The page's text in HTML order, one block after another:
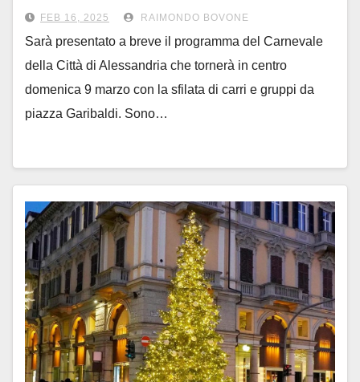
iscriversi
FEB 16, 2025 RAIMONDO BOVONE
Sarà presentato a breve il programma del Carnevale
della Città di Alessandria che tornerà in centro
domenica 9 marzo con la sfilata di carri e gruppi da
piazza Garibaldi. Sono…